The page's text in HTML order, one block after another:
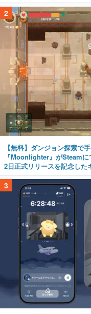
2
【無料】ダンジョン探索で
『Moonlighter』がSteam
2日正式リリースを記念した
3